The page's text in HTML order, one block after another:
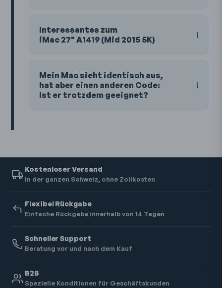
Interessantes zum
iMac 27" A1419 (Mid 2015 5K)
Mein Mac sieht identisch aus,
hat aber einen anderen Code:
Ist er trotzdem geeignet?
Kostenloser Versand
In der ganzen Schweiz, ohne Zollkosten
Flexibel Rückgabe
Einfache Rückgabe innerhalb von 14 Tagen
Schneller Support
Beratung vor und nach dem Kauf
B2B
Spezielle Konditionen für Geschäftskunden